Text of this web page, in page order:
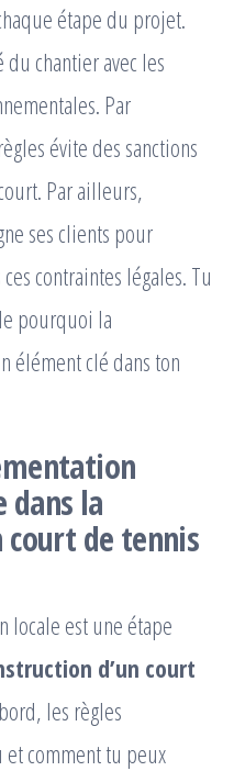
étape du projet.
chantier avec les
Par
évite des sanctions
Par ailleurs,
ses clients pour
contraintes légales. Tu
pourquoi la
élément clé dans ton
dans la
court de tennis
locale est une étape
d’un court
les règles
et comment tu peux